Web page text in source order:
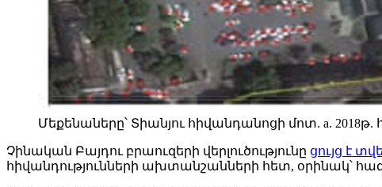
Մեքենաները՝ Տիանյու հիվանդանոցի մոտ. a. 2018թ.
Չինական Բայդու բրաուզերի վերլուծությունը ցույց է
հիվանդությունների ախտանշանների հետ, օրինակ՝